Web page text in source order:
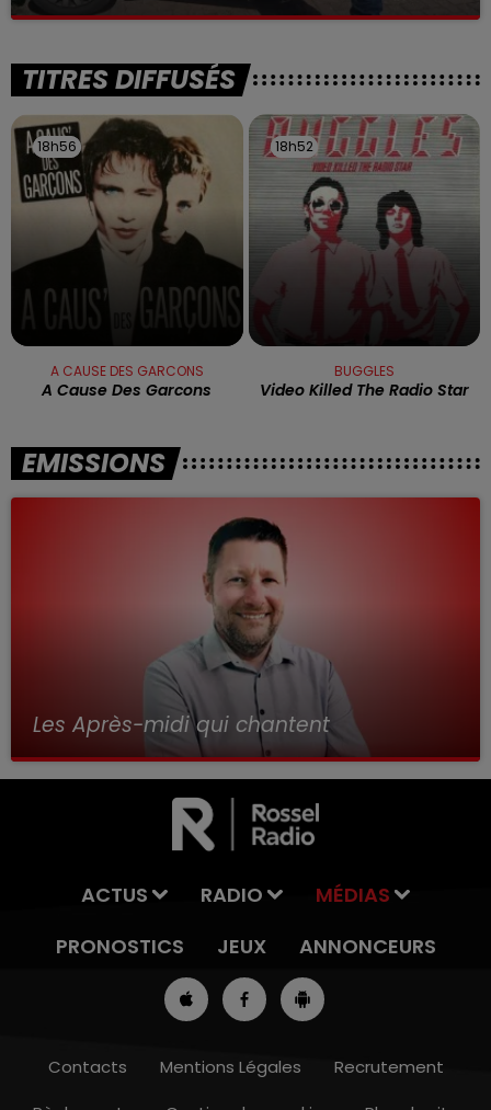
TITRES DIFFUSÉS
18h56
18h56
A CAUSE DES GARCONS
A Cause Des Garcons
18h52
18h52
BUGGLES
Video Killed The Radio Star
EMISSIONS
Les Après-midi qui chantent
avec Alex
ACTUS RADIO
MÉDIAS
PRONOSTICS
JEUX ANNONCEURS
Contacts Mentions Légales
Recrutement